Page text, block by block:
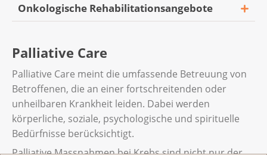
Onkologische Rehabilitationsangebote
Rehabilitationsangebote. Dazu gehören
beispielsweise Bewegung und Sport,
Tätigkeiten im kreativen und künstlerischen
Bereich oder das Erlernen von
Entspannungsmethoden.
Beachten Sie auch dieBroschüren
Palliative Care
Palliative Care meint die umfassende Betreuung von
Betroffenen, die an einer fortschreitenden oder
unheilbaren Krankheit leiden. Dabei werden
körperliche, soziale, psychologische und spirituelle
Bedürfnisse berücksichtigt.